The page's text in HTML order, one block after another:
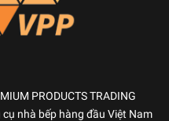
PRODUCTS TRADING
nhà bếp hàng đầu Việt Nam